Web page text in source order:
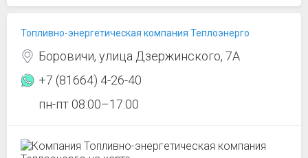
Топливно-энергетическая компания Теплоэнерго
Боровичи, улица Дзержинского, 7А
+7 (81664) 4-26-40
пн-пт 08:00–17:00